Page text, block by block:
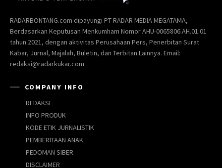
RADARBONTANG.com dipayungi PT RADAR MEDIA MEGATAMA,
Berdasarkan Keputusan Menkumham Nomor AHU-0065806.AH.01.01
tahun 2021, dengan aktivitas Perusahaan Pers, Penerbitan Surat
Kabar, Jurnal, Majalah, Buletin, dan Terbitan Lainnya. Email:
redaksi@radarkukar.com
COMPANY INFO
REDAKSI
INFO PRODUK
KODE ETIK JURNALISTIK
PEMBERITAAN ANAK
PEDOMAN SIBER
DISCLAIMER